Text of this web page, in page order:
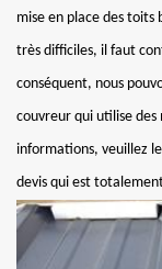
mise en place des toits
très difficiles, il faut
conséquent, nous
couvreur qui utilise des
informations, veuillez
devis qui est